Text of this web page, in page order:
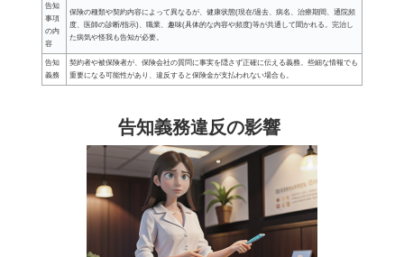
告知
事項
の内
容
保険の種類や契約内容によって異なるが、健康状態(現在/過去、病名、治療期間、通院頻
度、医師の診断/指示)、職業、趣味(具体的な内容や頻度)等が共通して聞かれる。完治し
た病気や怪我も告知が必要。
告知
義務
契約者や被保険者が、保険会社の質問に事実を隠さず正確に伝える義務。些細な情報でも
重要になる可能性があり、違反すると保険金が支払われない場合も。
告知義務違反の影響